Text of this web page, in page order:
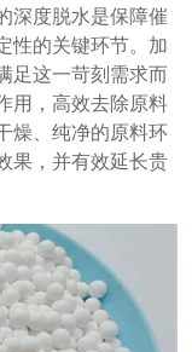
深度脱水是保障催
性的关键环节。加
足这一苛刻需求而
用，高效去除原料
燥、纯净的原料环
果，并有效延长贵